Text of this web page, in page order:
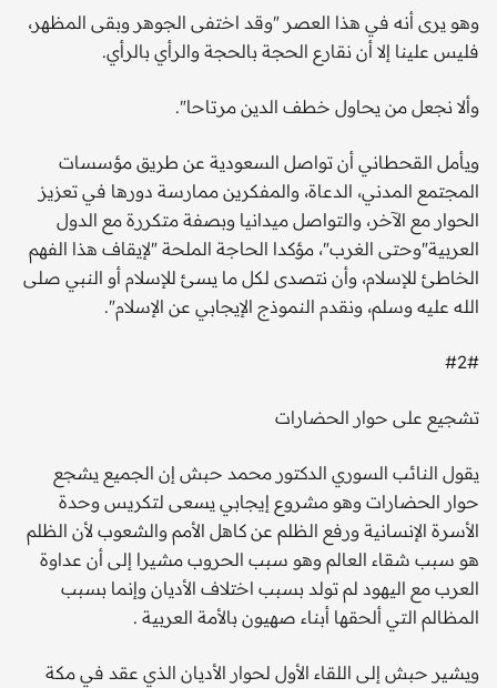
وهو يرى أنه في هذا العصر "وقد اختفى الجوهر وبقى المظهر،
فليس علينا إلا أن نقارع الحجة بالحجة والرأي بالرأي.
وألا نجعل من يحاول خطف الدين مرتاحا".
ويأمل القحطاني أن تواصل السعودية عن طريق مؤسسات
المجتمع المدني، الدعاة، والمفكرين ممارسة دورها في تعزيز
الحوار مع الآخر، والتواصل ميدانيا وبصفة متكررة مع الدول
العربية"وحتى الغرب"، مؤكدا الحاجة الملحة "لإيقاف هذا الفهم
الخاطئ للإسلام، وأن نتصدى لكل ما يسئ للإسلام أو النبي صلى
الله عليه وسلم، ونقدم النموذج الإيجابي عن الإسلام".
#2#
تشجيع على حوار الحضارات
يقول النائب السوري الدكتور محمد حبش إن الجميع يشجع
حوار الحضارات وهو مشروع إيجابي يسعى لتكريس وحدة
الأسرة الإنسانية ورفع الظلم عن كاهل الأمم والشعوب لأن الظلم
هو سبب شقاء العالم وهو سبب الحروب مشيرا إلى أن عداوة
العرب مع اليهود لم تولد بسبب اختلاف الأديان وإنما بسبب
المظالم التي ألحقها أبناء صهيون بالأمة العربية .
ويشير حبش إلى اللقاء الأول لحوار الأديان الذي عقد في مكة